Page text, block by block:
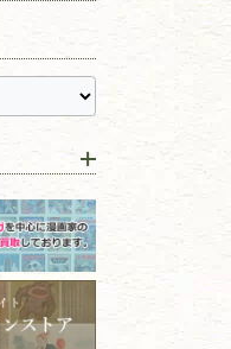
だけ！
サービ
で簡単
とは？
解説
化する原
ちさせ
取でき
とクリ
の識別
説
川県
潟県
知県
井県
山県
手県
店
町2-5-1